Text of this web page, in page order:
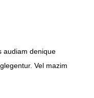
audiam denique
Vel mazim